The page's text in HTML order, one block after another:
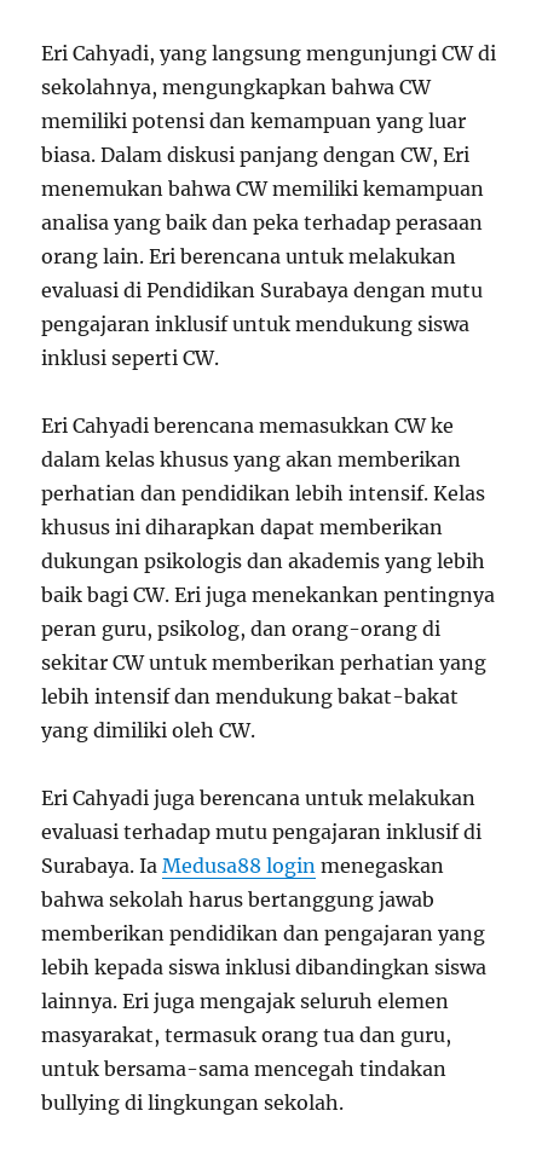
Eri Cahyadi, yang langsung mengunjungi CW di
sekolahnya, mengungkapkan bahwa CW
memiliki potensi dan kemampuan yang luar
biasa. Dalam diskusi panjang dengan CW, Eri
menemukan bahwa CW memiliki kemampuan
analisa yang baik dan peka terhadap perasaan
orang lain. Eri berencana untuk melakukan
evaluasi di Pendidikan Surabaya dengan mutu
pengajaran inklusif untuk mendukung siswa
inklusi seperti CW.
Eri Cahyadi berencana memasukkan CW ke
dalam kelas khusus yang akan memberikan
perhatian dan pendidikan lebih intensif. Kelas
khusus ini diharapkan dapat memberikan
dukungan psikologis dan akademis yang lebih
baik bagi CW. Eri juga menekankan pentingnya
peran guru, psikolog, dan orang-orang di
sekitar CW untuk memberikan perhatian yang
lebih intensif dan mendukung bakat-bakat
yang dimiliki oleh CW.
Eri Cahyadi juga berencana untuk melakukan
evaluasi terhadap mutu pengajaran inklusif di
Surabaya. IaMedusa88 login menegaskan
bahwa sekolah harus bertanggung jawab
memberikan pendidikan dan pengajaran yang
lebih kepada siswa inklusi dibandingkan siswa
lainnya. Eri juga mengajak seluruh elemen
masyarakat, termasuk orang tua dan guru,
untuk bersama-sama mencegah tindakan
bullying di lingkungan sekolah.